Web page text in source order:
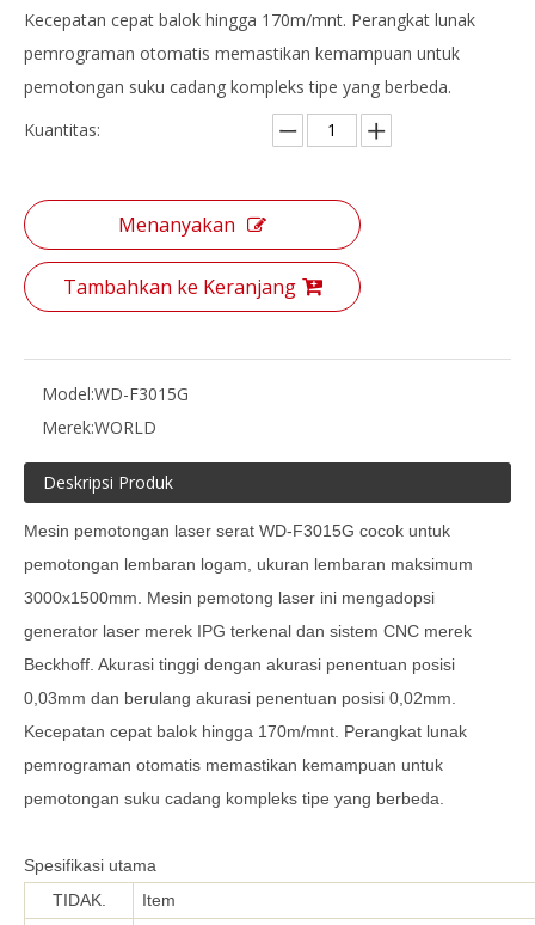
Kecepatan cepat balok hingga 170m/mnt. Perangkat lunak
pemrograman otomatis memastikan kemampuan untuk
pemotongan suku cadang kompleks tipe yang berbeda.
Kuantitas:
Menanyakan
Tambahkan ke Keranjang
Model:WD-F3015G
Merek:WORLD
Deskripsi Produk
Mesin pemotongan laser serat WD-F3015G cocok untuk
pemotongan lembaran logam, ukuran lembaran maksimum
3000x1500mm. Mesin pemotong laser ini mengadopsi
generator laser merek IPG terkenal dan sistem CNC merek
Beckhoff. Akurasi tinggi dengan akurasi penentuan posisi
0,03mm dan berulang akurasi penentuan posisi 0,02mm.
Kecepatan cepat balok hingga 170m/mnt. Perangkat lunak
pemrograman otomatis memastikan kemampuan untuk
pemotongan suku cadang kompleks tipe yang berbeda.
Spesifikasi utama
TIDAK.
Item